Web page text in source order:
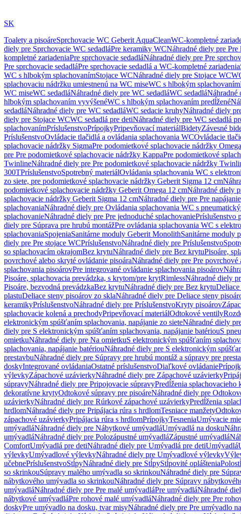
SK
Toalety a pisoáreSprchovacie WC Geberit AquaCleanWC-kompletné
diely pre Sprchovacie WC sedadláPre keramiky WCNáhradné diely pre
kompletné zariadeniaPre sprchovacie sedadláNáhradné diely pre Pre
Pre sprchovacie sedadláPre sprchovacie sedadlá a WC-kompletné zariadenia
WC s hlbokým splachovanímStojace WCNáhradné diely pre Stojace WC
splachovaciu nádržku umiestnenú na WC miseWC s hlbokým splachovaním
WC miseWC sedadláNáhradné diely pre WC sedadláWC sedadláNáhradné
hlbokým splachovaním vyvýšenéWC s hlbokým splachovaním predĺžené
sedadláNáhradné diely pre WC sedadláWC sedacie kruhyNáhradné diely
diely pre Stojace WCWC sedadlá pre detiNáhradné diely pre WC sedadlá
splachovanímPríslušenstvoPrípojkyPripevňovací materiálBidetyZávesné
PríslušenstvoOvládacie tlačidlá a ovládania splachovania WCOvládacie
splachovacie nádržky SigmaPre podomietkové splachovacie nádržky Omega
pre Pre podomietkové splachovacie nádržky KappaPre podomietkové
TwinlineNáhradné diely pre Pre podomietkové splachovacie nádržky
300TPríslušenstvoSpotrebný materiálOvládania splachovania WC s
zo siete, pre podomietkové splachovacie nádržky Geberit Sigma 12 cm
podomietkové splachovacie nádržky Geberit Omega 12 cmNáhradné diely
splachovacie nádržky Geberit Sigma 12 cmNáhradné diely pre Pre
splachovaniaNáhradné diely pre Ovládania splachovania WC s
splachovanieNáhradné diely pre Pre jednoduché splachovaniePríslušenstvo
diely pre Súprava pre hrubú montážPre ovládania splachovania WC s
splachovaniaSpojeniaSanitárne moduly Geberit MonolithSanitárne moduly
diely pre Pre stojace WCPríslušenstvoNáhradné diely pre Príslušenstvo
so splachovacím okrajomBez krytuNáhradné diely pre Bez krytuPisoáre,
povrchové alebo skryté ovládanie pisoáraNáhradné diely pre Pre povrchové
splachovania pisoárovPre integrované ovládanie splachovania pisoárov
Pisoáre, splachovacia prevádzka, s krytom/pre krytRimlessNáhradné diely
Pisoáre, bezvodná prevádzkaBez krytuNáhradné diely pre Bez krytuDeliace
plastuDeliace steny pisoárov zo sklaNáhradné diely pre Deliace steny
keramikyPríslušenstvoNáhradné diely pre PríslušenstvoKryty pisoárov
splachovacie kolená a prechodyPripevňovací materiálOdtokové ventily
elektronickým spúšťaním splachovania, napájanie zo sieteNáhradné diely
diely pre S elektronickým spúšťaním splachovania, napájanie batériouS
omietkuNáhradné diely pre Na omietkuS elektronickým spúšťaním
splachovania, napájanie batériouNáhradné diely pre S elektronickým
prestavbuNáhradné diely pre Súpravy pre hrubú montáž a súpravy pre
doskyIntegrované ovládaniaOstatné príslušenstvoDiaľkové ovládanie
výlevkyZápachové uzávierkyNáhradné diely pre Zápachové uzávierky
súpravyNáhradné diely pre Pripojovacie súpravyPredĺženia splachovacieho
dekoratívne krytyOdtokové súpravy pre pisoáreNáhradné diely pre
uzávierkyNáhradné diely pre Rúrkové zápachové uzávierkyPredĺženia
hrdlomNáhradné diely pre Pripájacia rúra s hrdlomTesniace manžety
zápachové uzávierkyPripájacia rúra s hrdlomPrípojkyTesneniaUmývacie
umývadláNáhradné diely pre Nábytkové umývadláUmývadlá na dosku
umývadláNáhradné diely pre Polozápustné umývadláZápustné umývadlá
ComfortUmývadlá pre detiNáhradné diely pre Umývadlá pre detiUmývadlá
výlevkyUmývadlové výlevkyNáhradné diely pre Umývadlové výlevky
učebnePríslušenstvoStĺpyNáhradné diely pre StĺpyStĺpovité opláštenia
so skrinkouSúpravy malého umývadla so skrinkouNáhradné diely pre
nábytkového umývadla so skrinkouNáhradné diely pre Súpravy
umývadláNáhradné diely pre Pre malé umývadláPre umývadláNáhradné
nábytkové umývadláPre rohové malé umývadláNáhradné diely pre Pre
doskyPre umývadlo na dosku, tvar misyNáhradné diely pre Pre umývadlo